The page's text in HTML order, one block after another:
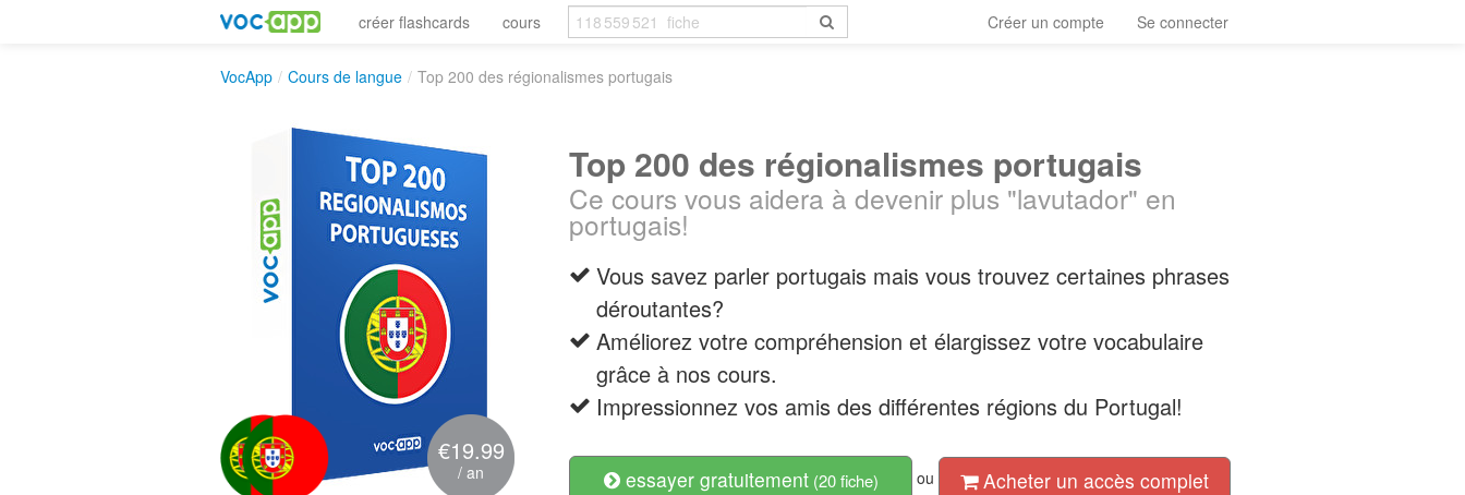
créer flashcards cours Créer un compte Se connecter
VocApp / Cours de langue / Top 200 des régionalismes portugais
€19.99
/ an
Top 200 des régionalismes portugais
Ce cours vous aidera à devenir plus "lavutador" en
portugais!
Vous savez parler portugais mais vous trouvez certaines phrases
déroutantes?
Améliorez votre compréhension et élargissez votre vocabulaire
grâce à nos cours.
Impressionnez vos amis des différentes régions du Portugal!
essayer gratuitement(20 fiche) ou Acheter un accès complet